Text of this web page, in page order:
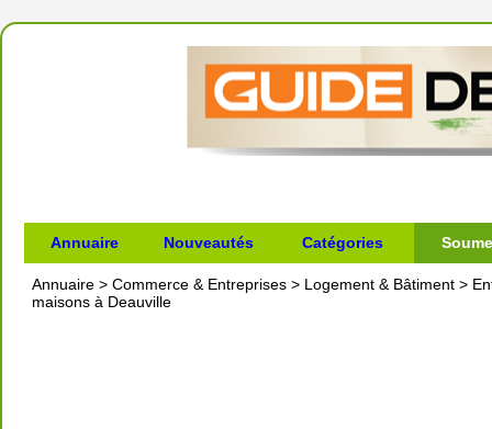
Annuaire Nouveautés Catégories
Annuaire > Commerce & Entreprises > Logement & Bâtiment >
maisons à Deauville